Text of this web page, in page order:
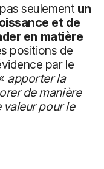
seulement un
et de
en matière
positions de
par le
apporter la
de manière
pour le